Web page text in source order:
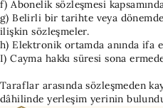
f) Abonelik sözleşmesi
g) Belirli bir tarihte veya dönemde
ilişkin sözleşmeler.
h) Elektronik ortamda anında ifa
I) Cayma hakkı süresi sona
Taraflar arasında sözleşmeden
dâhilinde yerleşim yerinin